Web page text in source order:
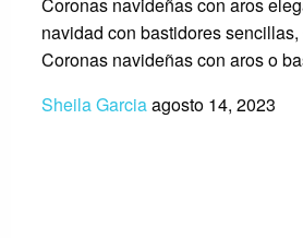
Coronas navideñas con aros
navidad con bastidores
Coronas navideñas con aros o
Sheila Garciaagosto 14, 2023